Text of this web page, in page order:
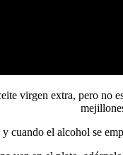
virgen extra, pero
cuando el alcohol se